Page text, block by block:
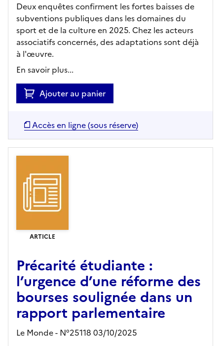
Deux enquêtes confirment les fortes baisses de
subventions publiques dans les domaines du
sport et de la culture en 2025. Chez les acteurs
associatifs concernés, des adaptations sont déjà
à l'œuvre.
En savoir plus...
Ajouter au panier
Accès en ligne (sous réserve)
ARTICLE
Précarité étudiante :
l’urgence d’une réforme des
bourses soulignée dans un
rapport parlementaire
Le Monde - N°25118 03/10/2025